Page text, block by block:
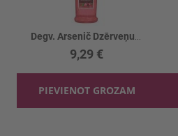
9,29 €
PIEVIENOT GROZAM